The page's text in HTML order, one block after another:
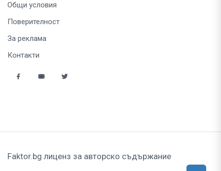
Общи условия
Поверителност
За реклама
Контакти
Faktor.bg лиценз за авторско съдържание